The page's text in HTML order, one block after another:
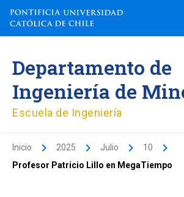
contenido
Departamento de
Ingeniería de
Escuela de Ingeniería
Inicio 2025 Julio
10
Profesor Patricio Lillo en MegaTiempo